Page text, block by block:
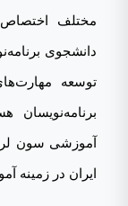
دانشجوی
توسعه
ایران در زمینه